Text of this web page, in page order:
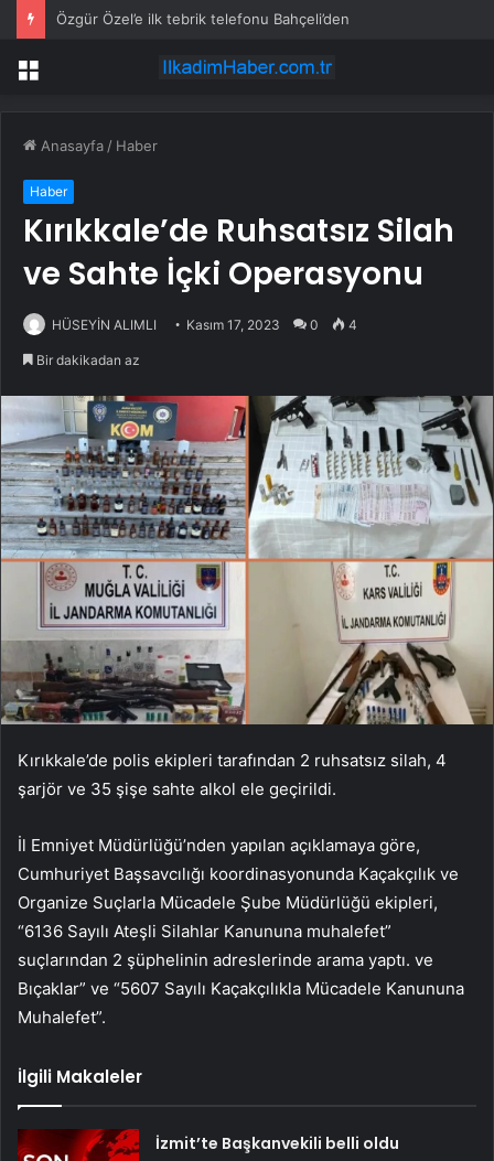
Özgür Özel’e ilk tebrik telefonu Bahçeli’den
Menü
Anasayfa / Haber
Haber
Kırıkkale’de Ruhsatsız Silah
ve Sahte İçki Operasyonu
HÜSEYİN ALIMLI Kasım 17, 2023 0 4
Bir dakikadan az
Kırıkkale’de polis ekipleri tarafından 2 ruhsatsız silah, 4
şarjör ve 35 şişe sahte alkol ele geçirildi.
İl Emniyet Müdürlüğü’nden yapılan açıklamaya göre,
Cumhuriyet Başsavcılığı koordinasyonunda Kaçakçılık ve
Organize Suçlarla Mücadele Şube Müdürlüğü ekipleri,
“6136 Sayılı Ateşli Silahlar Kanununa muhalefet”
suçlarından 2 şüphelinin adreslerinde arama yaptı. ve
Bıçaklar” ve “5607 Sayılı Kaçakçılıkla Mücadele Kanununa
Muhalefet”.
İlgili Makaleler
İzmit’te Başkanvekili belli oldu